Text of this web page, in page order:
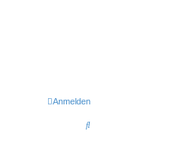
Anmelden
S